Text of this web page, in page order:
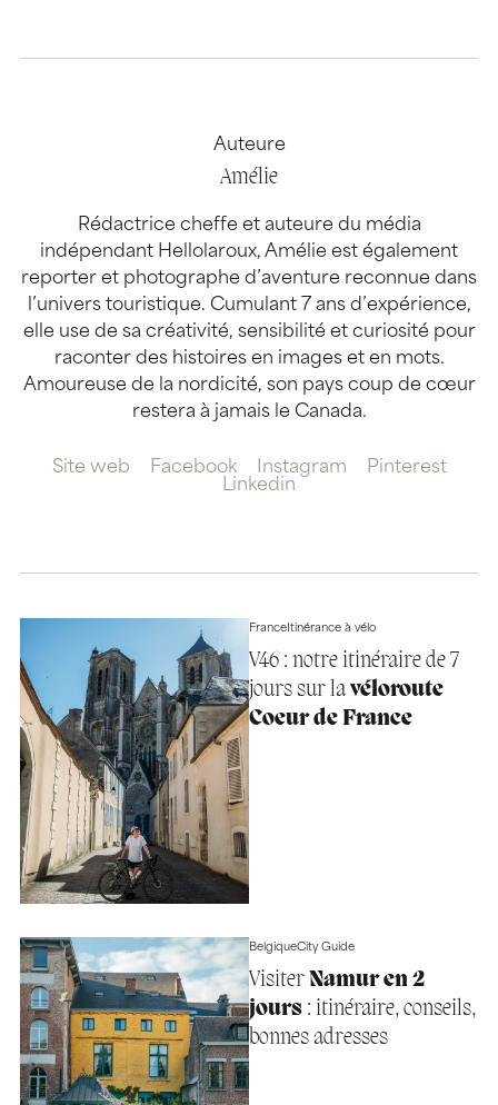
Auteure
Amélie
Rédactrice cheffe et auteure du média
indépendant Hellolaroux, Amélie est également
reporter et photographe d’aventure reconnue dans
l’univers touristique. Cumulant 7 ans d’expérience,
elle use de sa créativité, sensibilité et curiosité pour
raconter des histoires en images et en mots.
Amoureuse de la nordicité, son pays coup de cœur
restera à jamais le Canada.
Site web Facebook Instagram
Pinterest
Linkedin
FranceItinérance à vélo
V46 : notre itinéraire de 7
jours sur lavéloroute
Coeur de France
BelgiqueCity Guide
Visiter Namur en 2
jours: itinéraire, conseils,
bonnes adresses